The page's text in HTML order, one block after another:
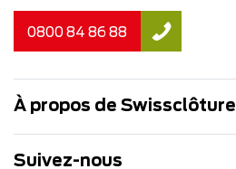
0800 84 86 88
À propos de Swissclôture
Suivez-nous